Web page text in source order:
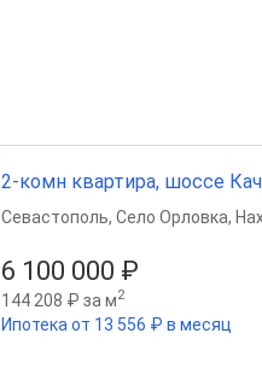
2-комн квартира, шоссе
6 100 000 ₽
144 208 ₽ за м2
Ипотека от 13 556 ₽ в месяц
Севастополь, Село Орловка,